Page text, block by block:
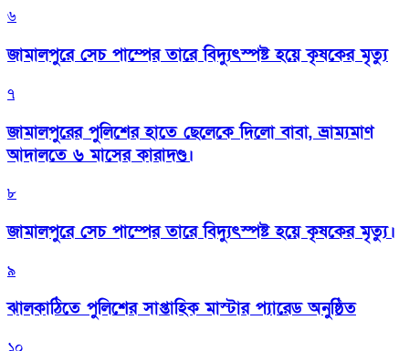
৬
জামালপুরে সেচ পাম্পের তারে বিদ্যুৎস্পষ্ট হয়ে কৃষকের মৃত্যু
৭
জামালপুরের পুলিশের হাতে ছেলেকে দিলো বাবা, ভ্রাম্যমাণ
আদালতে ৬ মাসের কারাদণ্ড।
৮
জামালপুরে সেচ পাম্পের তারে বিদ্যুৎস্পষ্ট হয়ে কৃষকের মৃত্যু।
৯
‎ঝালকাঠিতে পুলিশের সাপ্তাহিক মাস্টার প্যারেড অনুষ্ঠিত